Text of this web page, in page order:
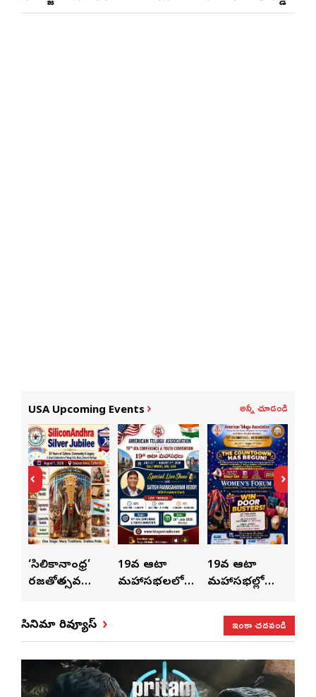
USA Upcoming Events అన్నీ చూడండి
‘సిలికానాంధ్ర’
రజతోత్సవ
కుంభ హారతి
ప్రత్యేకం
19వ ఆటా
మహాసభలలో
19వ ఆటా
మహాసభల్లో
ప్రత్యేకంగా
‘ఉమెన్స్ ఫోరమ్’
సినిమా రివ్యూస్ ఇంకా చదవండి